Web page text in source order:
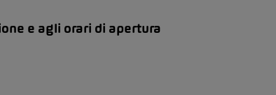
e agli orari di apertura